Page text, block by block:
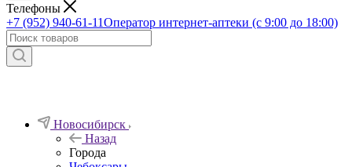
Телефоны
+7 (952) 940-61-11Оператор интернет-аптеки (с 9:00 до 18:00)
Новосибирск
Назад
Города